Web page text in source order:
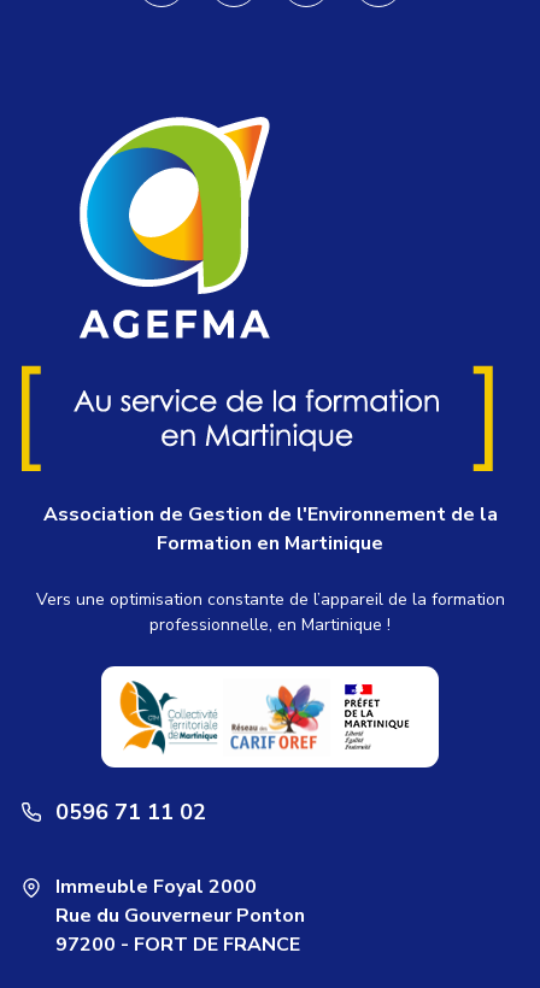
Association de Gestion de l'Environnement de la
Formation en Martinique
Vers une optimisation constante de l’appareil de la formation
professionnelle, en Martinique !
0596 71 11 02
Immeuble Foyal 2000
Rue du Gouverneur Ponton
97200 - FORT DE FRANCE